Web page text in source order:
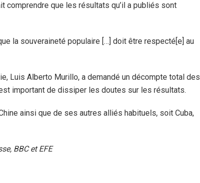
comprendre que les résultats qu’il a publiés sont
la souveraineté populaire […] doit être respecté[e] au
Luis Alberto Murillo, a demandé un décompte total des
important de dissiper les doutes sur les résultats.
ainsi que de ses autres alliés habituels, soit Cuba,
BBC et EFE